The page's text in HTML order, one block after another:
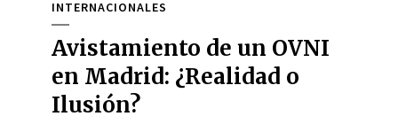
INTERNACIONALES
Avistamiento de un OVNI
en Madrid: ¿Realidad o
Ilusión?